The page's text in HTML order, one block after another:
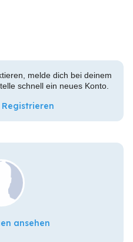
melde dich bei deinem
schnell ein neues Konto.
ansehen